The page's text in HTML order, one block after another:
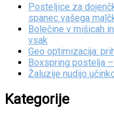
Posteljice za
spanec vašega
Bolečine v mišicah
vsak
Geo optimizacija:
Boxspring postelja
Žaluzije nudijo
Kategorije